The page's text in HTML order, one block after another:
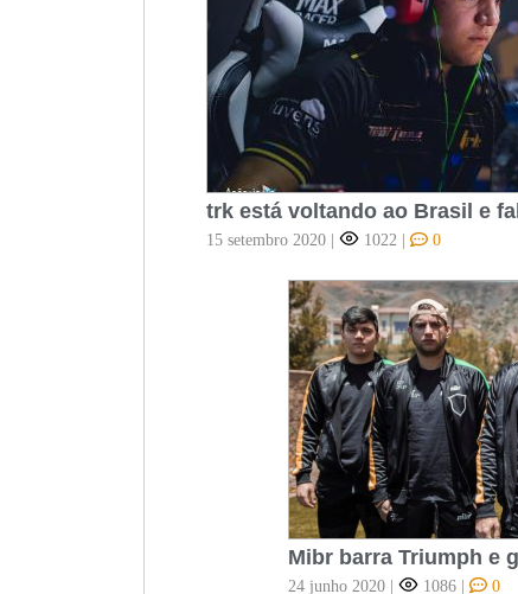
trk está voltando ao Brasil e
15 setembro 2020 | 1022 | 0
Mibr barra Triumph e
24 junho 2020 | 1086 | 0